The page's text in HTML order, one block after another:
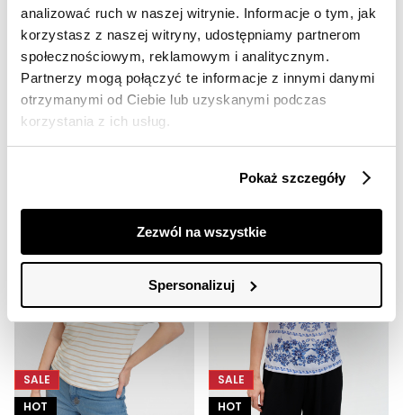
analizować ruch w naszej witrynie. Informacje o tym, jak
korzystasz z naszej witryny, udostępniamy partnerom
społecznościowym, reklamowym i analitycznym.
Partnerzy mogą połączyć te informacje z innymi danymi
otrzymanymi od Ciebie lub uzyskanymi podczas
korzystania z ich usług.
Pokaż szczegóły
Zezwól na wszystkie
Spersonalizuj
SALE
HOT
59,99 zł
Cena regularna 79,99 zł
Najniższa cena z 30 dni przed
SALE
HOT
Top w paski z krótkim rękawem
29,99 zł
Najniższa cena z 30 dni przed
SALE
HOT
SALE
HOT